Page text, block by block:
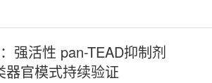
强活性 pan-TEAD抑制剂
官模式持续验证